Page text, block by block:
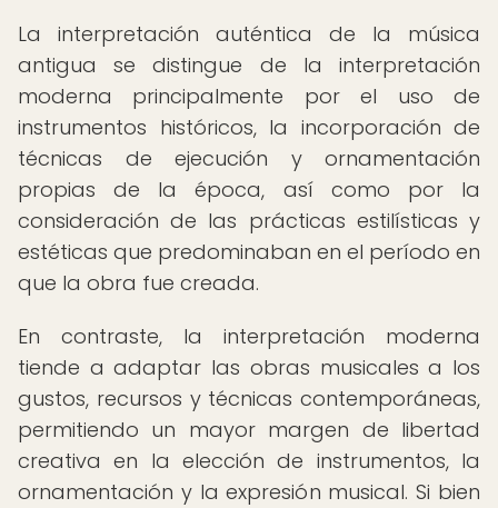
La interpretación auténtica de la música
antigua se distingue de la interpretación
moderna principalmente por el uso de
instrumentos históricos, la incorporación de
técnicas de ejecución y ornamentación
propias de la época, así como por la
consideración de las prácticas estilísticas y
estéticas que predominaban en el período en
que la obra fue creada.
En contraste, la interpretación moderna
tiende a adaptar las obras musicales a los
gustos, recursos y técnicas contemporáneas,
permitiendo un mayor margen de libertad
creativa en la elección de instrumentos, la
ornamentación y la expresión musical. Si bien